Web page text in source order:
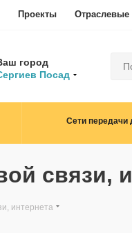
Проекты Отраслевые
город
Посад
Сети передачи
связи,
интернета